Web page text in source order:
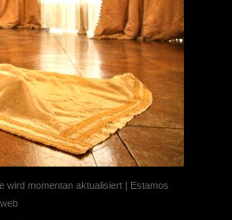
wird momentan aktualisiert | Estamos